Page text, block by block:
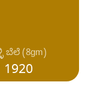
ಬೆಲೆ (8gm)
1920